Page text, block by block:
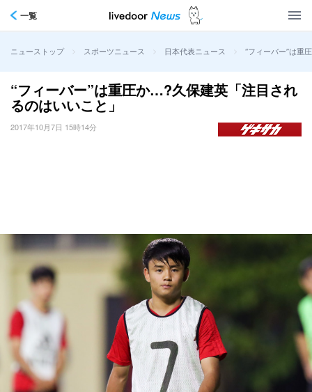
一覧
ニューストップ > スポーツニュース > 日本代表ニュース > “フィーバー”は重
“フィーバー”は重圧か…?久保建英「注目され
るのはいいこと」
2017年10月7日 15時14分